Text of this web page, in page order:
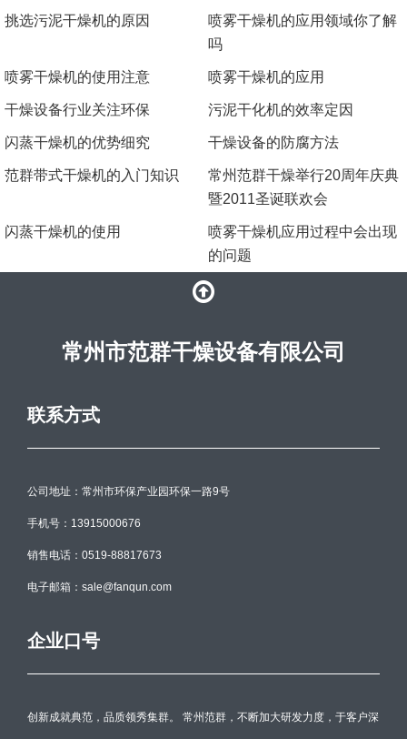
挑选污泥干燥机的原因
喷雾干燥机的应用领域你了解
吗
喷雾干燥机的使用注意 ​喷雾干燥机的应用
干燥设备行业关注环保 污泥干化机的效率定因
​闪蒸干燥机的优势细究 干燥设备的防腐方法
范群带式干燥机的入门知识
常州范群干燥举行20周年庆典
暨2011圣诞联欢会
闪蒸干燥机的使用
喷雾干燥机应用过程中会出现
的问题
常州市范群干燥设备有限公司
联系方式
公司地址：常州市环保产业园环保一路9号
手机号：13915000676
销售电话：0519-88817673
电子邮箱：sale@fanqun.com
企业口号
创新成就典范，品质领秀集群。 常州范群，不断加大研发力度，于客户深